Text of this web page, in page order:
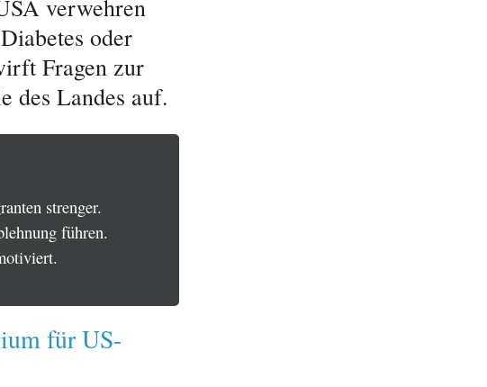
verwehren
oder
Fragen zur
des Landes auf.
strenger.
führen.
für US-